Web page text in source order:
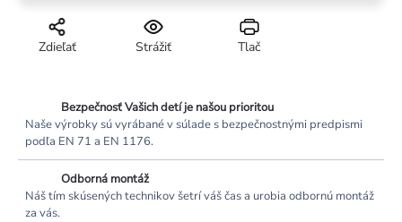
Tlač
Strážiť
Zdieľať
Bezpečnosť Vašich detí je našou prioritou
Naše výrobky sú vyrábané v súlade s bezpečnostnými predpismi
podľa EN 71 a EN 1176.
Odborná montáž
Náš tím skúsených technikov šetrí váš čas a urobia odbornú montáž
za vás.